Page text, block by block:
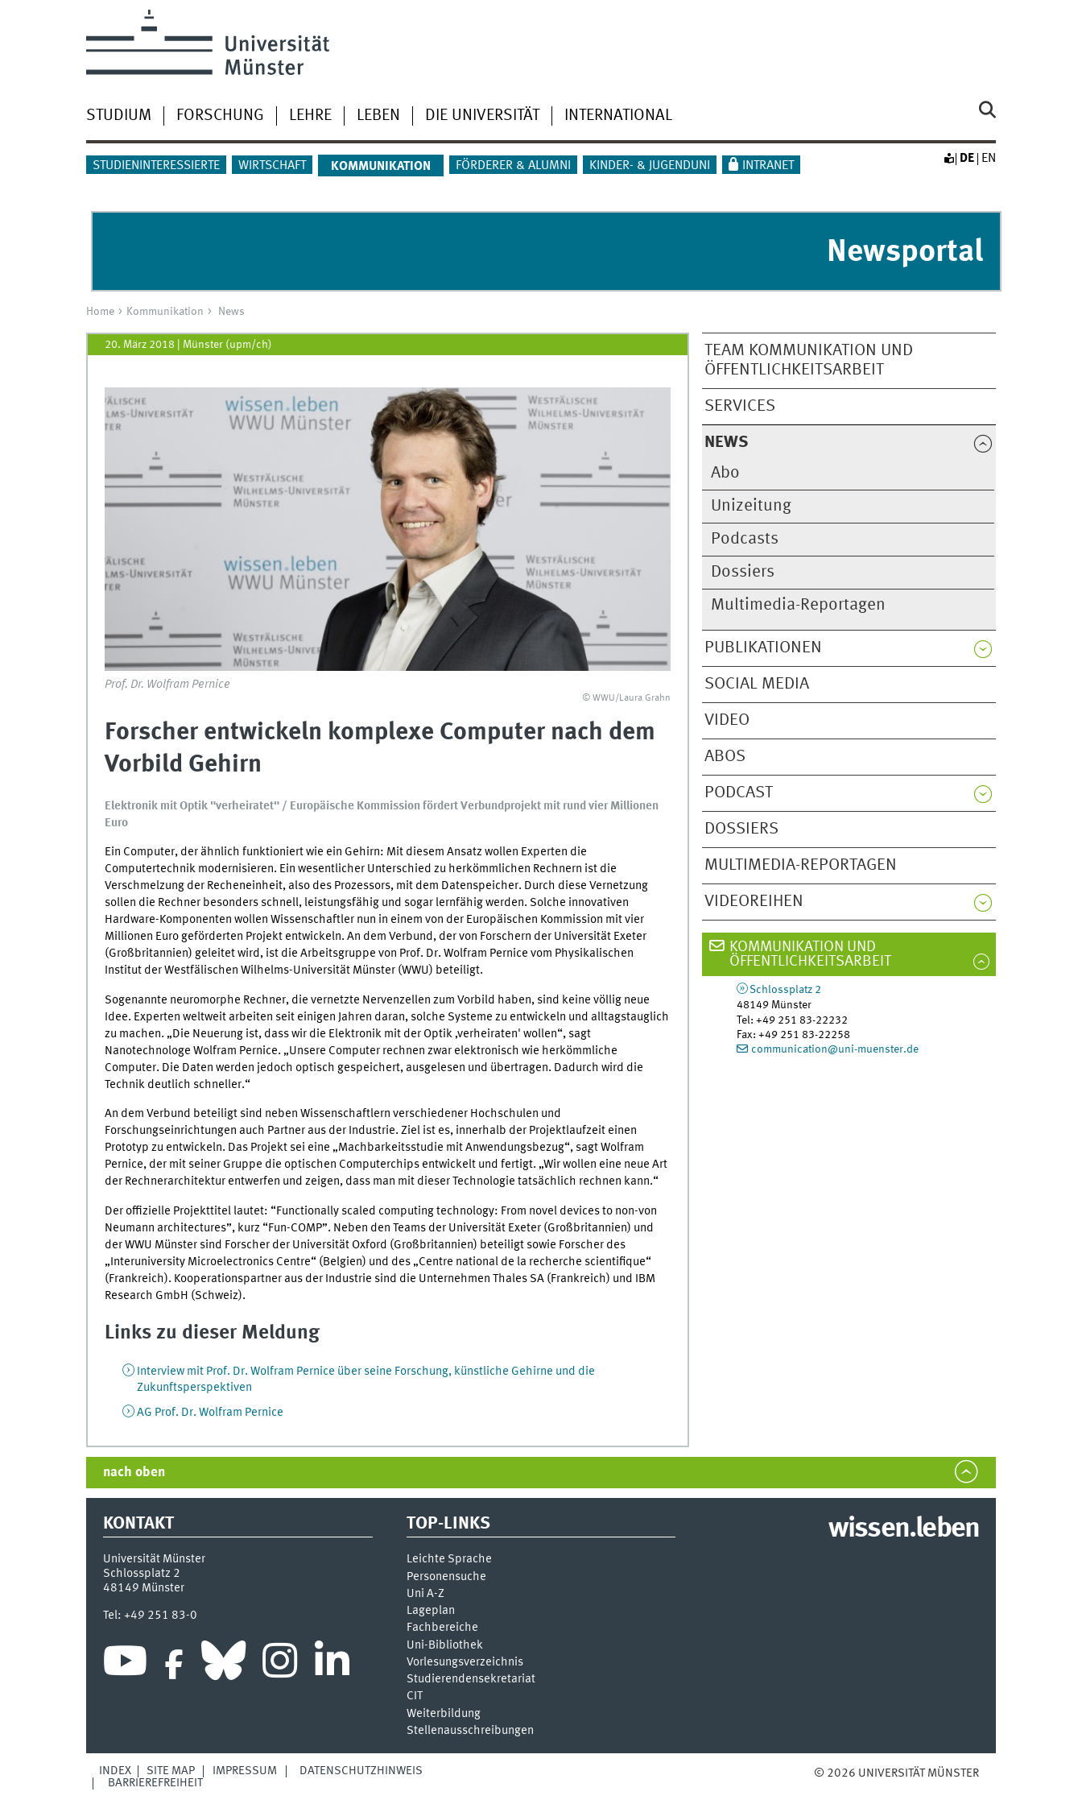
STUDIUM FORSCHUNG LEHRE LEBEN DIE UNIVERSITÄT INTERNATIONAL
STUDIENINTERESSIERTE WIRTSCHAFT KOMMUNIKATION FÖRDERER & ALUMNI KINDER- & JUGENDUNI INTRANET
DE EN
Newsportal
Home Kommunikation News
TEAM KOMMUNIKATION UND
ÖFFENTLICHKEITSARBEIT
SERVICES
NEWS
Abo
Unizeitung
Podcasts
Dossiers
Multimedia-Reportagen
PUBLIKATIONEN
SOCIAL MEDIA
VIDEO
ABOS
PODCAST
DOSSIERS
MULTIMEDIA-REPORTAGEN
VIDEOREIHEN
20. März 2018 Münster (upm/ch)
Prof. Dr. Wolfram Pernice
© WWU/Laura Grahn
Forscher entwickeln komplexe Computer nach dem
Vorbild Gehirn
Elektronik mit Optik "verheiratet" / Europäische Kommission fördert Verbundprojekt mit rund vier Millionen
Euro
Ein Computer, der ähnlich funktioniert wie ein Gehirn: Mit diesem Ansatz wollen Experten die
Computertechnik modernisieren. Ein wesentlicher Unterschied zu herkömmlichen Rechnern ist die
Verschmelzung der Recheneinheit, also des Prozessors, mit dem Datenspeicher. Durch diese Vernetzung
sollen die Rechner besonders schnell, leistungsfähig und sogar lernfähig werden. Solche innovativen
Hardware-Komponenten wollen Wissenschaftler nun in einem von der Europäischen Kommission mit vier
Millionen Euro geförderten Projekt entwickeln. An dem Verbund, der von Forschern der Universität Exeter
(Großbritannien) geleitet wird, ist die Arbeitsgruppe von Prof. Dr. Wolfram Pernice vom Physikalischen
Institut der Westfälischen Wilhelms-Universität Münster (WWU) beteiligt.
Sogenannte neuromorphe Rechner, die vernetzte Nervenzellen zum Vorbild haben, sind keine völlig neue
Idee. Experten weltweit arbeiten seit einigen Jahren daran, solche Systeme zu entwickeln und alltagstauglich
zu machen. „Die Neuerung ist, dass wir die Elektronik mit der Optik ‚verheiraten' wollen“, sagt
Nanotechnologe Wolfram Pernice. „Unsere Computer rechnen zwar elektronisch wie herkömmliche
Computer. Die Daten werden jedoch optisch gespeichert, ausgelesen und übertragen. Dadurch wird die
Technik deutlich schneller.“
An dem Verbund beteiligt sind neben Wissenschaftlern verschiedener Hochschulen und
Forschungseinrichtungen auch Partner aus der Industrie. Ziel ist es, innerhalb der Projektlaufzeit einen
Prototyp zu entwickeln. Das Projekt sei eine „Machbarkeitsstudie mit Anwendungsbezug“, sagt Wolfram
Pernice, der mit seiner Gruppe die optischen Computerchips entwickelt und fertigt. „Wir wollen eine neue Art
der Rechnerarchitektur entwerfen und zeigen, dass man mit dieser Technologie tatsächlich rechnen kann.“
Der offizielle Projekttitel lautet: “Functionally scaled computing technology: From novel devices to non-von
Neumann architectures”, kurz “Fun-COMP”. Neben den Teams der Universität Exeter (Großbritannien) und
der WWU Münster sind Forscher der Universität Oxford (Großbritannien) beteiligt sowie Forscher des
„Interuniversity Microelectronics Centre“ (Belgien) und des „Centre national de la recherche scientifique“
(Frankreich). Kooperationspartner aus der Industrie sind die Unternehmen Thales SA (Frankreich) und IBM
Research GmbH (Schweiz).
Links zu dieser Meldung
Interview mit Prof. Dr. Wolfram Pernice über seine Forschung, künstliche Gehirne und die
Zukunftsperspektiven
AG Prof. Dr. Wolfram Pernice
KOMMUNIKATION UND
ÖFFENTLICHKEITSARBEIT
Schlossplatz 2
48149 Münster
Tel:+49 251 83-22232
Fax:+49 251 83-22258
communication@uni-muenster.de
nach oben
KONTAKT
Universität Münster
Schlossplatz 2
48149 Münster
Tel: +49 251 83-0
TOP-LINKS
Leichte Sprache
Personensuche
Uni A-Z
Lageplan
Fachbereiche
Uni-Bi­bli­o­thek
Vor­le­sungs­ver­zeich­nis
Stu­die­ren­den­se­kre­ta­ri­at
CIT
Weiterbildung
Stellenausschreibungen
wissen.leben
INDEX SITE MAP IMPRESSUM
DATENSCHUTZHINWEIS
BARRIEREFREIHEIT
© 2026 UNIVERSITÄT MÜNSTER